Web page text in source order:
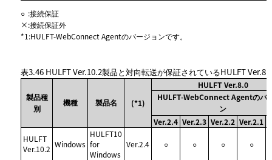
○ :接続保証
×:接続保証外
*1:HULFT-WebConnect Agentのバージョンです。
表3.46 HULFT Ver.10.2製品と対向転送が保証されているHULFT
製品種
別
機種 製品名 (*1)
HULFT Ver.8.0
HULFT-WebConnect Agentのバ
ン
Ver.2.4 Ver.2.3 Ver.2.2 Ver.2.1
HULFT
Ver.10.2 Windows
HULFT10
for
Windows
Ver.2.4 ○ ○ ○ ○